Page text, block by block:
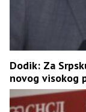
Dodik: Za
novog visokog